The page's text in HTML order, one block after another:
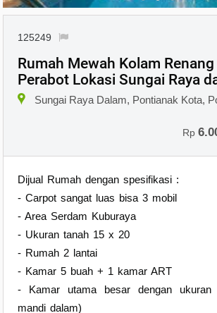
125249
Rumah Mewah Kolam
Perabot Lokasi Sungai Raya
Sungai Raya Dalam, Pontianak Kota,
Rp
Dijual Rumah dengan spesifikasi :
- Carpot sangat luas bisa 3 mobil
- Area Serdam Kuburaya
- Ukuran tanah 15 x 20
- Rumah 2 lantai
- Kamar 5 buah + 1 kamar ART
- Kamar utama besar dengan
mandi dalam)